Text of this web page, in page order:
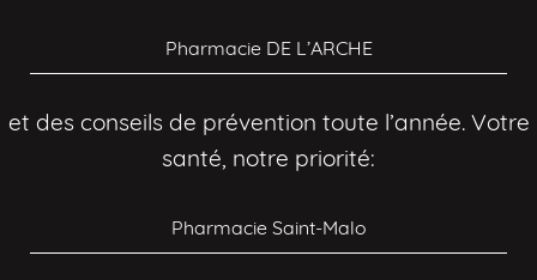
Pharmacie DE L’ARCHE
et des conseils de prévention toute l’année. Votre
santé, notre priorité:
Pharmacie Saint-Malo